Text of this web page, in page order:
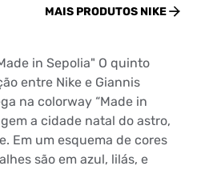
MAIS PRODUTOS NIKE
in Sepolia" O quinto
entre Nike e Giannis
na colorway “Made in
a cidade natal do astro,
Em um esquema de cores
são em azul, lilás, e